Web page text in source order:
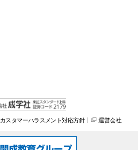
カスタマーハラスメント対応方針 運営会社